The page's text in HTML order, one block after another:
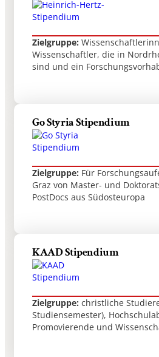
Zielgruppe:
Wissenschaftler, die in
sind und ein
Go Styria Stipendium
Zielgruppe: Für
Graz von Master- und
PostDocs aus Südosteuropa
KAAD Stipendium
Zielgruppe: christliche
Studiensemester),
Promovierende und